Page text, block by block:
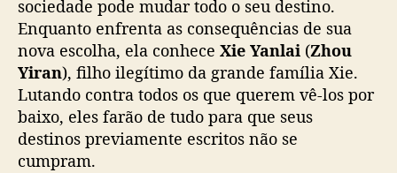
e
Z
h
o
u
Y
i
sociedade pode mudar todo o seu destino.
Enquanto enfrenta as consequências de sua
nova escolha, ela conhece Xie Yanlai (Zhou
Yiran), filho ilegítimo da grande família Xie.
Lutando contra todos os que querem vê-los por
baixo, eles farão de tudo para que seus
destinos previamente escritos não se
cumpram.